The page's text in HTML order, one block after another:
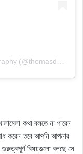
A post shared by Thomas David Photography (@thomasdavidphotography)
কথা বলতে না পারেন
করেন তবে আপনি আপনার
গুরুত্বপূর্ণ বিষয়গুলো বলছে সে